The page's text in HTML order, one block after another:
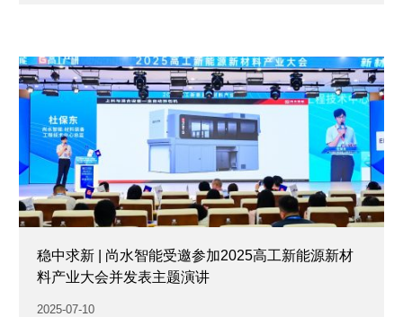
稳中求新 | 尚水智能受邀参加2025高工新能源新材
料产业大会并发表主题演讲
2025-07-10